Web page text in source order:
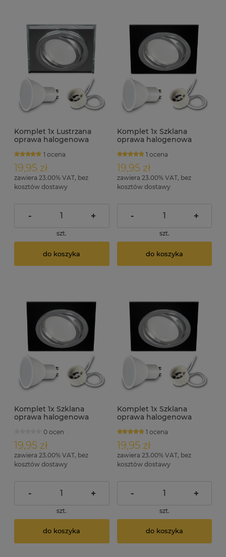
Komplet 1x Lustrzana
oprawa halogenowa
6000K
1 ocena
19,95 zł
zawiera 23.00% VAT, bez
kosztów dostawy
- +
szt.
do koszyka
Komplet 1x Szklana
oprawa halogenowa
GU10 7W 3000K
1 ocena
19,95 zł
zawiera 23.00% VAT, bez
kosztów dostawy
- +
szt.
do koszyka
Komplet 1x Szklana
oprawa halogenowa
GU10 7W 4000K
0 ocen
19,95 zł
zawiera 23.00% VAT, bez
kosztów dostawy
- +
szt.
do koszyka
Komplet 1x Szklana
oprawa halogenowa
GU10 7W 6000K
1 ocena
19,95 zł
zawiera 23.00% VAT, bez
kosztów dostawy
- +
szt.
do koszyka